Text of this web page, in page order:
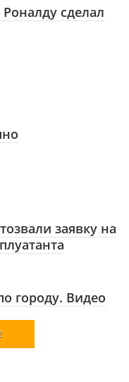
сделал
заявку на
городу. Видео